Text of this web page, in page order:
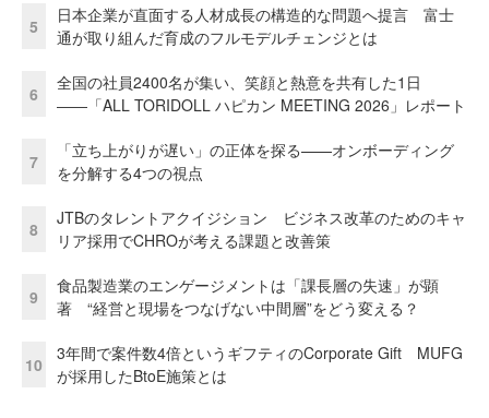
5
日本企業が直面する人材成長の構造的な問題へ提言 富士
通が取り組んだ育成のフルモデルチェンジとは
6
全国の社員2400名が集い、笑顔と熱意を共有した1日
――「ALL TORIDOLL ハピカン MEETING 2026」レポート
7
「立ち上がりが遅い」の正体を探る——オンボーディング
を分解する4つの視点
8
JTBのタレントアクイジション ビジネス改革のためのキャ
リア採用でCHROが考える課題と改善策
9
食品製造業のエンゲージメントは「課長層の失速」が顕
著 “経営と現場をつなげない中間層”をどう変える？
10
3年間で案件数4倍というギフティのCorporate Gift MUFG
が採用したBtoE施策とは